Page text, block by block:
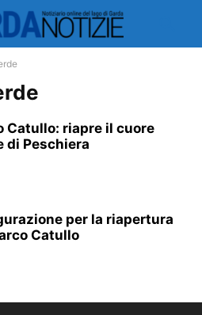
Catullo: riapre il cuore
di Peschiera
per la riapertura
Catullo